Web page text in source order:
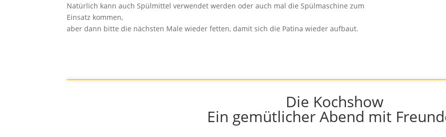
Natürlich kann auch Spülmittel verwendet werden oder auch mal die Spülmaschine zum
Einsatz kommen,
aber dann bitte die nächsten Male wieder fetten, damit sich die Patina wieder aufbaut.
Die Kochshow
Ein gemütlicher Abend mit